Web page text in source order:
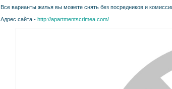
Все варианты жилья вы можете снять без посредников и
Адрес сайта - http://apartmentscrimea.com/